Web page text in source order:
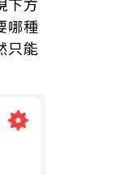
哪種
只能